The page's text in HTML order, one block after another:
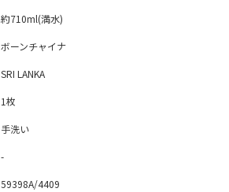
約710ml(満水)
ボーンチャイナ
SRI LANKA
1枚
手洗い
-
59398A/4409